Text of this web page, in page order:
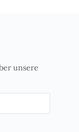
unsere